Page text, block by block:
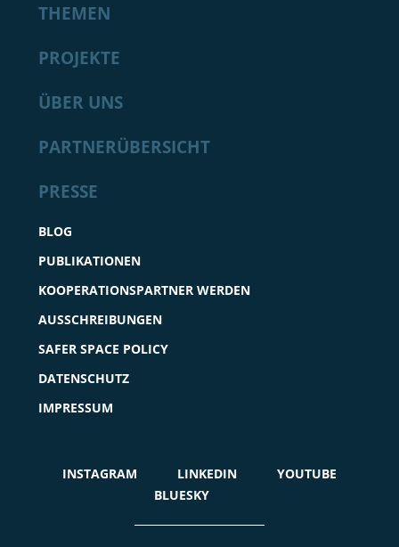
THEMEN
PROJEKTE
ÜBER UNS
PARTNERÜBERSICHT
PRESSE
BLOG
PUBLIKATIONEN
KOOPERATIONSPARTNER WERDEN
AUSSCHREIBUNGEN
SAFER SPACE POLICY
DATENSCHUTZ
IMPRESSUM
INSTAGRAM LINKEDIN
YOUTUBE
BLUESKY